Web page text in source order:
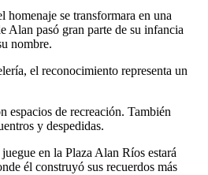
homenaje se transformara en una
Alan pasó gran parte de su infancia
nombre.
el reconocimiento representa un
espacios de recreación. También
y despedidas.
en la Plaza Alan Ríos estará
él construyó sus recuerdos más